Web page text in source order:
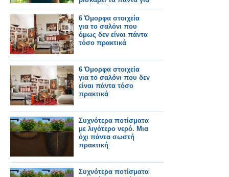
τα όνειρά της
6 Όμορφα στοιχεία
για το σαλόνι που
όμως δεν είναι πάντα
τόσο πρακτικά
6 Όμορφα στοιχεία
για το σαλόνι που δεν
είναι πάντα τόσο
πρακτικά
Συχνότερα ποτίσματα
με λιγότερο νερό. Μια
όχι πάντα σωστή
πρακτική
Συχνότερα ποτίσματα